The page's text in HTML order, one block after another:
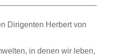
Dirigenten Herbert von
in denen wir leben,